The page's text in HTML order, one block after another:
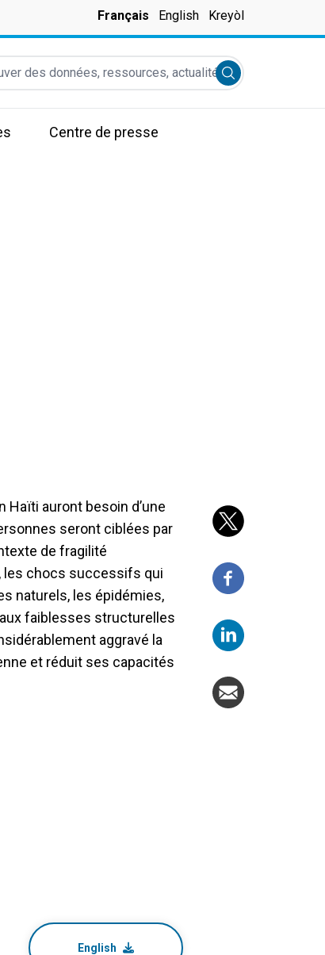
Français English Kreyòl
des données, ressources, actualités et autres
Submit search
Centre de presse
Haïti auront besoin d’une
seront ciblées par
de fragilité
les chocs successifs qui
naturels, les épidémies,
faiblesses structurelles
aggravé la
et réduit ses capacités
English